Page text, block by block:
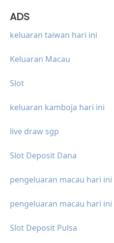
ADS
keluaran taiwan hari ini
Keluaran Macau
Slot
keluaran kamboja hari ini
live draw sgp
Slot Deposit Dana
pengeluaran macau hari ini
pengeluaran macau hari ini
Slot Deposit Pulsa